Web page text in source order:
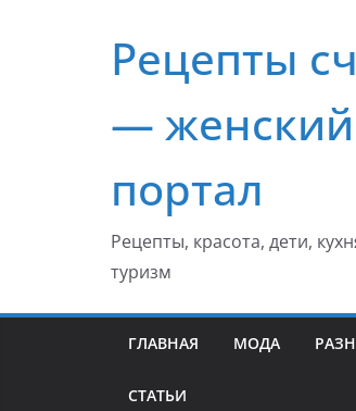
содержимомуРецепты
— женский
портал
Рецепты, красота, дети,
туризм
ГЛАВНАЯ МОДА
СТАТЬИ